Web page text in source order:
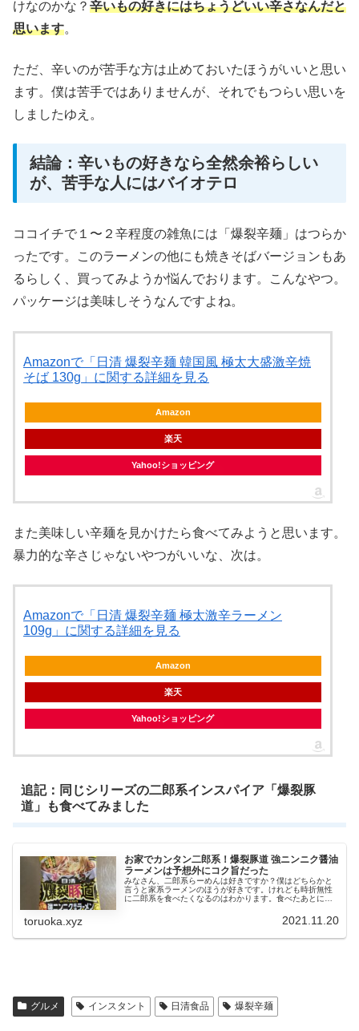
けなのかな？ 辛いもの好きにはちょうどいい辛さなんだと
思います。
ただ、辛いのが苦手な方は止めておいたほうがいいと思い
ます。僕は苦手ではありませんが、それでもつらい思いを
しましたゆえ。
結論：辛いもの好きなら全然余裕らしい
が、苦手な人にはバイオテロ
ココイチで１〜２辛程度の雑魚には「爆裂辛麺」はつらか
ったです。このラーメンの他にも焼きそばバージョンもあ
るらしく、買ってみようか悩んでおります。こんなやつ。
パッケージは美味しそうなんですよね。
Amazonで「日清 爆裂辛麺 韓国風 極太大盛激辛焼
そば 130g」に関する詳細を見る
Amazon
楽天
Yahoo!ショッピング
また美味しい辛麺を見かけたら食べてみようと思います。
暴力的な辛さじゃないやつがいいな、次は。
Amazonで「日清 爆裂辛麺 極太激辛ラーメン
109g」に関する詳細を見る
Amazon
楽天
Yahoo!ショッピング
追記：同じシリーズの二郎系インスパイア「爆裂豚
道」も食べてみました
お家でカンタン二郎系！爆裂豚道 強ニンニク醤油
ラーメンは予想外にコク旨だった
みなさん、二郎系らーめんは好きですか？僕はどちらかと
言うと家系ラーメンのほうが好きです。けれども時折無性
に二郎系を食べたくなるのはわかります。食べたあとにい
toruoka.xyz 2021.11.20
グルメ インスタント 日清食品 爆裂辛麺